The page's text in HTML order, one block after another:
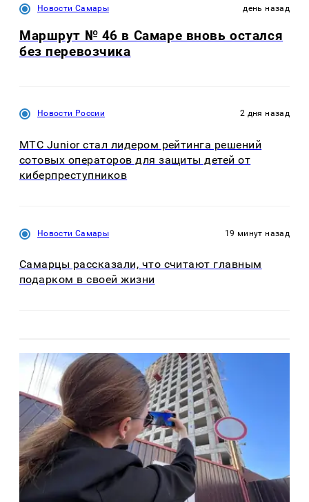
Новости Самары день назад
Маршрут № 46 в Самаре вновь остался
без перевозчика
Новости России 2 дня назад
МТС Junior стал лидером рейтинга решений
сотовых операторов для защиты детей от
киберпреступников
Новости Самары 19 минут назад
Самарцы рассказали, что считают главным
подарком в своей жизни